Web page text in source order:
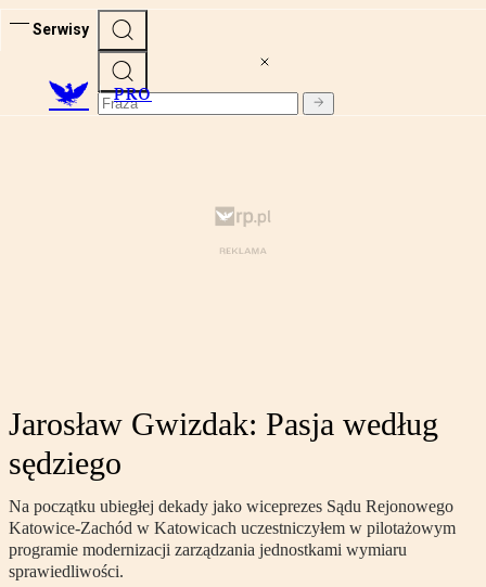
Serwisy
PRO
Jarosław Gwizdak: Pasja według
sędziego
Na początku ubiegłej dekady jako wiceprezes Sądu Rejonowego
Katowice-Zachód w Katowicach uczestniczyłem w pilotażowym
programie modernizacji zarządzania jednostkami wymiaru
sprawiedliwości.